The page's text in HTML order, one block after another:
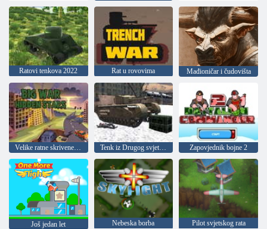
Ratovi tenkova 2022 Rat u rovovima Mađioničar i čudovišta
Velike ratne skrivene zvijezde Tenk iz Drugog svjetskog rata 2022 Zapovjednik bojne 2
Još jedan let Nebeska borba Pilot svjetskog rata